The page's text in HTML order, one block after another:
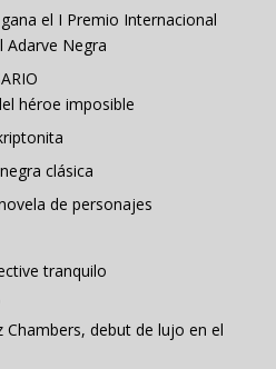
el I Premio Internacional
Adarve Negra
héroe imposible
clásica
de personajes
tranquilo
Chambers, debut de lujo en el